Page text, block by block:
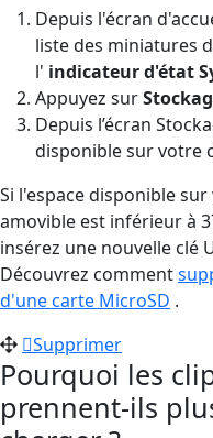
Depuis l'écran
liste des miniatures
l' indicateur d'état
Appuyez sur
Depuis l’écran
disponible sur votre
Si l'espace disponible
amovible est inférieur à
insérez une nouvelle clé
Découvrez comment
d'une carte MicroSD .
Supprimer
Pourquoi les
prennent-ils